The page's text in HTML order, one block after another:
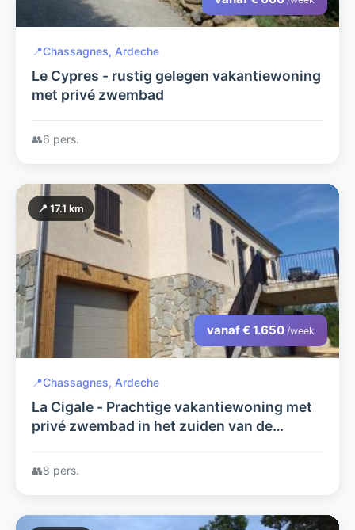
📍Chassagnes, Ardeche
Le Cypres - rustig gelegen vakantiewoning
met privé zwembad
👥6 pers.
📍 17.1 km
vanaf € 1.650 /week
📍Chassagnes, Ardeche
La Cigale - Prachtige vakantiewoning met
privé zwembad in het zuiden van de
👥8 pers.